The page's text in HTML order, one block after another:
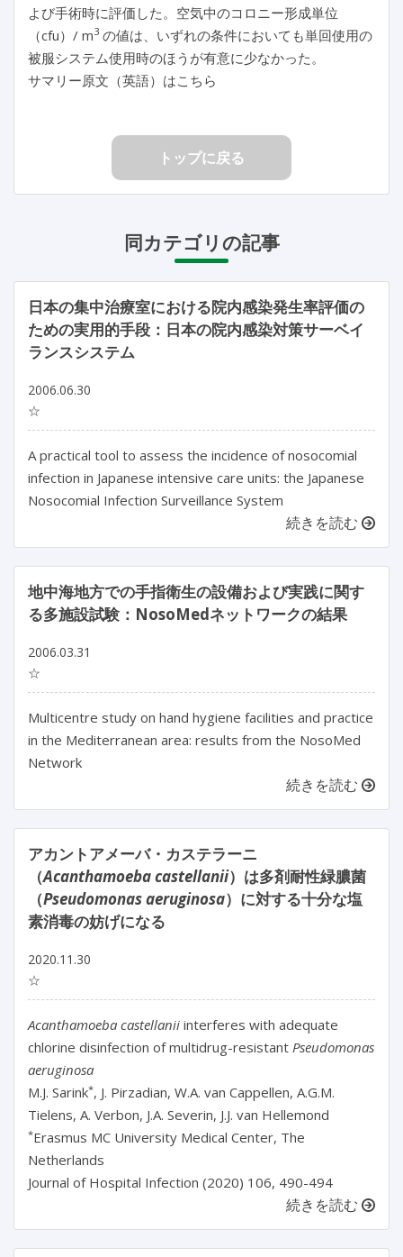
よび手術時に評価した。空気中のコロニー形成単位
（cfu）/ m3 の値は、いずれの条件においても単回使用の
被服システム使用時のほうが有意に少なかった。
サマリー原文（英語）はこちら
トップに戻る
同カテゴリの記事
日本の集中治療室における院内感染発生率評価の
ための実用的手段：日本の院内感染対策サーベイ
ランスシステム
2006.06.30
☆
A practical tool to assess the incidence of nosocomial
infection in Japanese intensive care units: the Japanese
Nosocomial Infection Surveillance System
続きを読む
地中海地方での手指衛生の設備および実践に関す
る多施設試験：NosoMedネットワークの結果
2006.03.31
☆
Multicentre study on hand hygiene facilities and practice
in the Mediterranean area: results from the NosoMed
Network
続きを読む
アカントアメーバ・カステラーニ
（Acanthamoeba castellanii）は多剤耐性緑膿菌
（Pseudomonas aeruginosa）に対する十分な塩
素消毒の妨げになる
2020.11.30
☆
Acanthamoeba castellanii interferes with adequate
chlorine disinfection of multidrug-resistant Pseudomonas
aeruginosa
M.J. Sarink*, J. Pirzadian, W.A. van Cappellen, A.G.M.
Tielens, A. Verbon, J.A. Severin, J.J. van Hellemond
*Erasmus MC University Medical Center, The
Netherlands
Journal of Hospital Infection (2020) 106, 490-494
続きを読む